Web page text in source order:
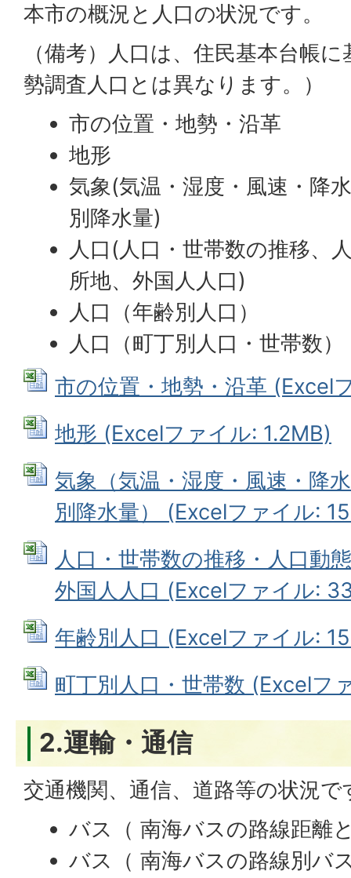
本市の概況と人口の状況です。
（備考）人口は、住民基本台帳
勢調査人口とは異なります。）
市の位置・地勢・沿革
地形
気象(気温・湿度・風速・降
別降水量)
人口(人口・世帯数の推移、
所地、外国人人口)
人口（年齢別人口）
人口（町丁別人口・世帯数）
市の位置・地勢・沿革 (Excel
地形 (Excelファイル: 1.2MB)
気象（気温・湿度・風速・降
別降水量） (Excelファイル:
人口・世帯数の推移・人口動
外国人人口 (Excelファイル:
年齢別人口 (Excelファイル:
町丁別人口・世帯数 (Excelフ
2.運輸・通信
交通機関、通信、道路等の状況で
バス（ 南海バスの路線距離
バス（ 南海バスの路線別バ